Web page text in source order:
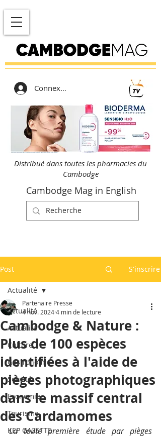
Connexion
Distribué dans toutes les pharmacies du
Cambodge
Cambodge Mag in English
Post S'inscrire
Actualité
Actualité
Culture
Gastronomie
Société
Economie
Tourisme
KEP GAZETTE
Actualité
Cambodge & Nature :
Plus de 100 espèces
identifiées à l'aide de
pièges photographiques
dans le massif central
des Cardamomes
Partenaire Presse
4 nov. 20244 min de lecture
La toute première étude par pièges